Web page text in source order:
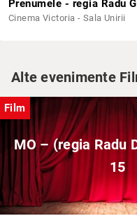
Cinema Victoria - Sala Unirii
Alte evenimente
Film
MO – (regia Radu
15